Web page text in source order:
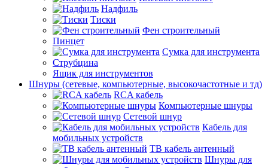
Надфиль
Тиски
Фен строительный
Пинцет
Сумка для инструмента
Струбцина
Ящик для инструментов
Шнуры (сетевые, компьютерные, высокочастотные и тд)
RCA кабель
Компьютерные шнуры
Сетевой шнур
Кабель для
мобильных устройств
ТВ кабель антенный
Шнуры для